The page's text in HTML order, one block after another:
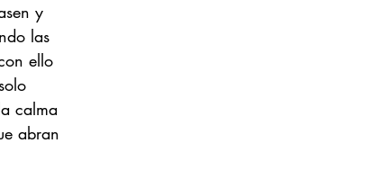
y
las
ello
calma
abran